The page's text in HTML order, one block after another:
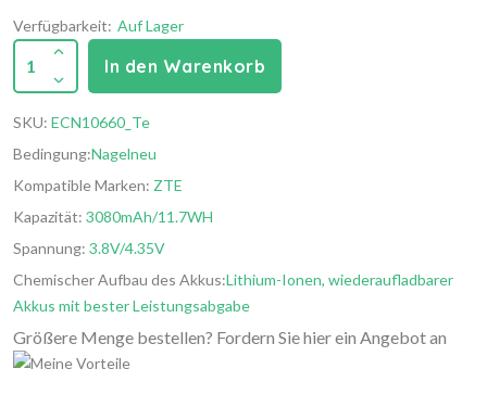
Verfügbarkeit: Auf Lager
1 In den Warenkorb
SKU: ECN10660_Te
Bedingung:Nagelneu
Kompatible Marken: ZTE
Kapazität: 3080mAh/11.7WH
Spannung: 3.8V/4.35V
Chemischer Aufbau des Akkus:Lithium-Ionen, wiederaufladbarer
Akkus mit bester Leistungsabgabe
Größere Menge bestellen? Fordern Sie hier ein Angebot an